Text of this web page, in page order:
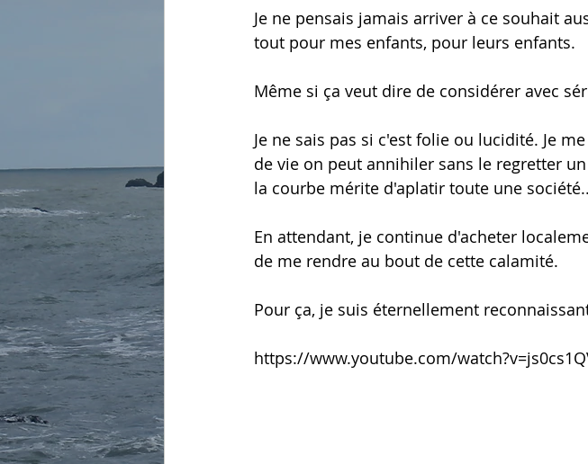
Je ne pensais jamais arriver à ce souhait
tout pour mes enfants, pour leurs enfants.
Même si ça veut dire de considérer avec
Je ne sais pas si c'est folie ou lucidité. Je
de vie on peut annihiler sans le regretter
la courbe mérite d'aplatir toute une
En attendant, je continue d'acheter
de me rendre au bout de cette calamité.
Pour ça, je suis éternellement
https://www.youtube.com/